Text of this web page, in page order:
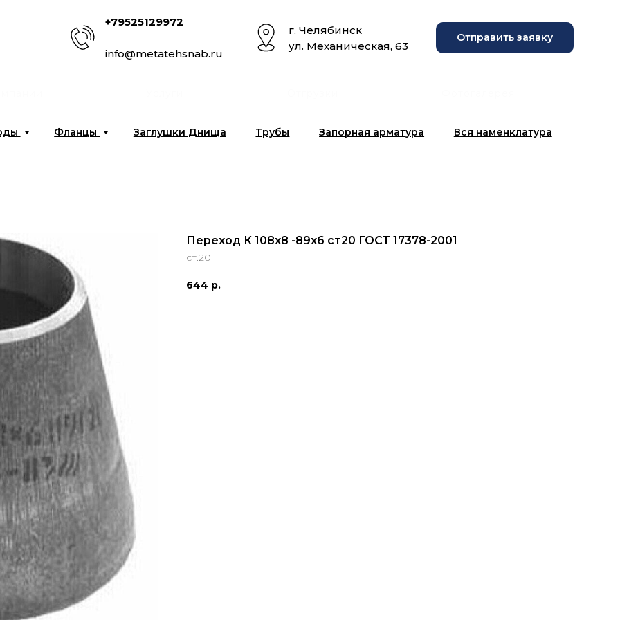
+79525129972
info@metatehsnab.ru
г. Челябинск
ул. Механическая, 63
Отправить заявку
Фланцы Заглушки Днища Трубы Запорная арматура Вся наменклатура
Переход К 108x8 -89x6 ст20 ГОСТ 17378-2001
ст.20
644 р.